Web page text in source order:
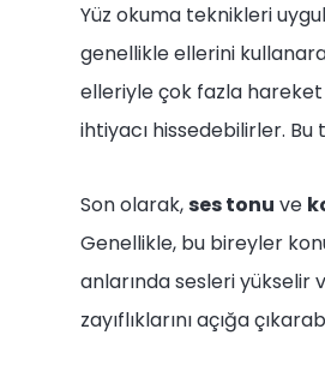
Yüz okuma teknikleri
genellikle ellerini
elleriyle çok fazla
ihtiyacı hissedebilirler. Bu
Son olarak,ses tonu ve
Genellikle, bu bireyler
anlarında sesleri yükselir
zayıflıklarını açığa